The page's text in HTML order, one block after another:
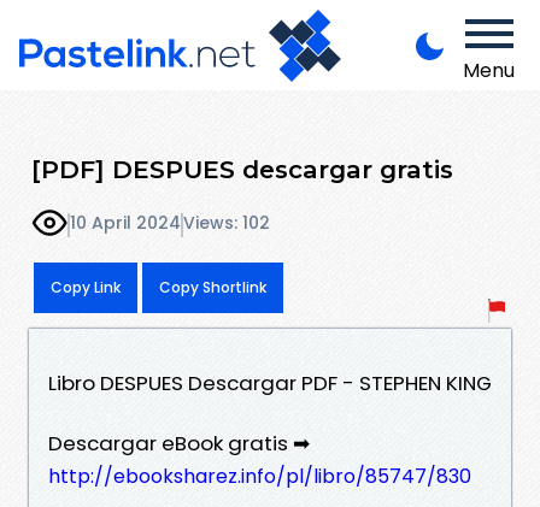
Menu
[PDF] DESPUES descargar gratis
10 April 2024Views: 102
Copy Link Copy Shortlink
Libro DESPUES Descargar PDF - STEPHEN KING
Descargar eBook gratis ➡
http://ebooksharez.info/pl/libro/85747/830